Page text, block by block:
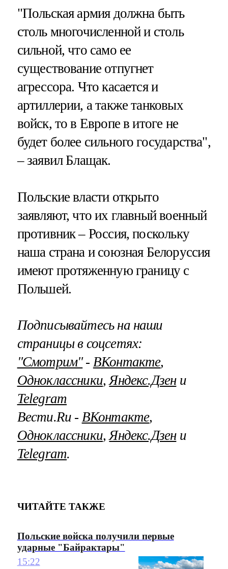
"Польская армия должна быть
столь многочисленной и столь
сильной, что само ее
существование отпугнет
агрессора. Что касается и
артиллерии, а также танковых
войск, то в Европе в итоге не
будет более сильного государства",
– заявил Блащак.
Польские власти открыто
заявляют, что их главный военный
противник – Россия, поскольку
наша страна и союзная Белоруссия
имеют протяженную границу с
Польшей.
Подписывайтесь на наши
страницы в соцсетях:
"Смотрим"‐ ВКонтакте,
Одноклассники, Яндекс.Дзени
Telegram
Вести.Ru ‐ ВКонтакте,
Одноклассники, Яндекс.Дзени
Telegram.
ЧИТАЙТЕ ТАКЖЕ
Польские войска получили первые
ударные "Байрактары"
15:22